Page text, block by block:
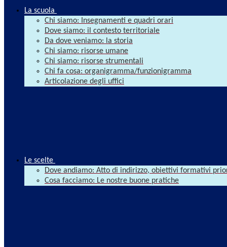
La scuola
Chi siamo: Insegnamenti e quadri orari
Dove siamo: il contesto territoriale
Da dove veniamo: la storia
Chi siamo: risorse umane
Chi siamo: risorse strumentali
Chi fa cosa: organigramma/funzionigramma
Articolazione degli uffici
Le scelte
Dove andiamo: Atto di indirizzo, obiettivi formativi
Cosa facciamo: Le nostre buone pratiche